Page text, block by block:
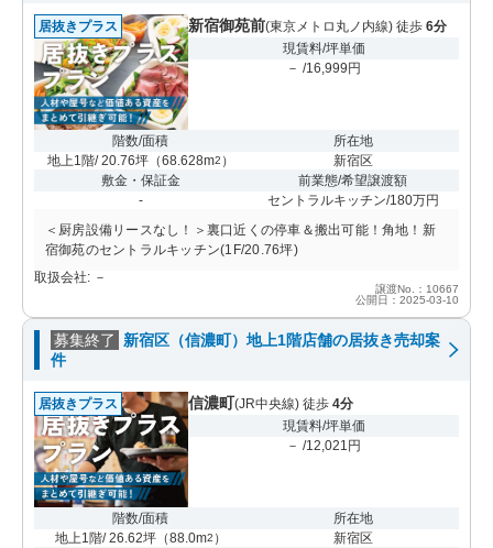
居抜きプラス 新宿御苑前(東京メトロ丸ノ内線) 徒歩 6分
現賃料/坪単価
－ /16,999円
階数/面積
地上1階/ 20.76坪（68.628m2 ）
所在地
新宿区
敷金・保証金
-
前業態/希望譲渡額
セントラルキッチン/180万円
＜厨房設備リースなし！＞裏口近くの停車＆搬出可能！角地！新
宿御苑のセントラルキッチン(1F/20.76坪)
取扱会社: －
譲渡No.：10667
公開日：2025-03-10
募集終了
新宿区（信濃町）地上1階店舗の居抜き売却案
件
居抜きプラス 信濃町(JR中央線) 徒歩 4分
現賃料/坪単価
－ /12,021円
階数/面積
地上1階/ 26.62坪（88.0m2 ）
所在地
新宿区